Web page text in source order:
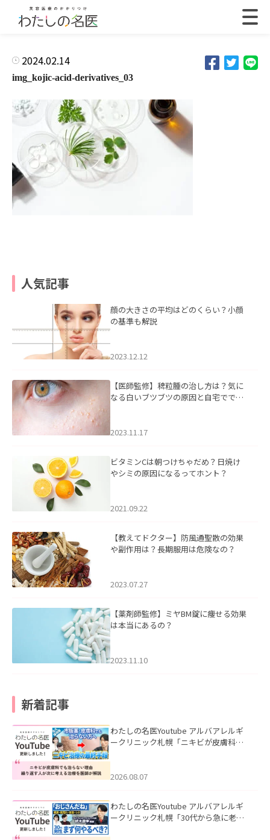
2024.02.14
img_kojic-acid-derivatives_03
人気記事
顔の大きさの平均はどのくらい？小顔
の基準も解説
2023.12.12
【医師監修】稗粒腫の治し方は？気に
なる白いブツブツの原因と自宅ででき
2023.11.17
ビタミンCは朝つけちゃだめ？日焼け
やシミの原因になるってホント？
2021.09.22
【教えてドクター】防風通聖散の効果
や副作用は？長期服用は危険なの？
2023.07.27
【薬剤師監修】ミヤBM錠に痩せる効果
は本当にあるの？
2023.11.10
新着記事
わたしの名医Youtube アルバアレルギ
ークリニック札幌「ニキビが皮膚科で
ました。
2026.08.07
わたしの名医Youtube アルバアレルギ
ークリニック札幌「30代から急に老け